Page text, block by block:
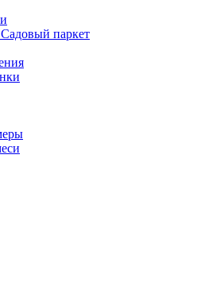
Садовый паркет